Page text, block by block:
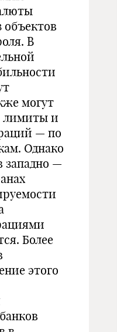
В
могут
лимиты и
— по
Однако
западно —
Более
этого